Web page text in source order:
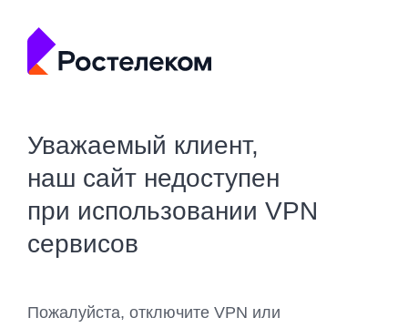
Уважаемый клиент,
наш сайт недоступен
при использовании VPN
сервисов
Пожалуйста, отключите VPN или